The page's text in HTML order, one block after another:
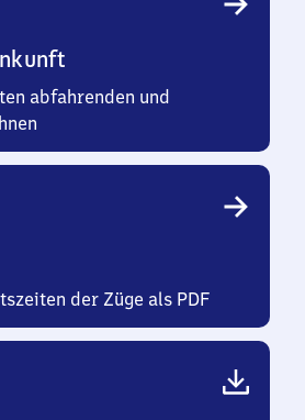
abfahrenden und
der Züge als PDF